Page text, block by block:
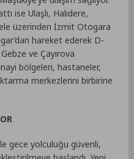
ise Ulaşlı, Halıdere,
üzerinden İzmit Otogara
hareket ederek D-
ve Çayırova
bölgeleri, hastaneler,
merkezlerini birbirine
gece yolculuğu güvenli,